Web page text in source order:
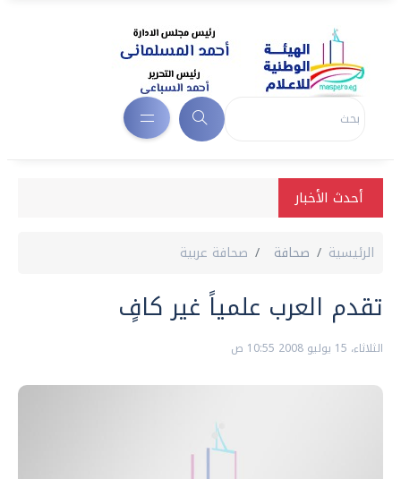
أحدث الأخبار
الرئيسية صحافة صحافة عربية
تقدم العرب علمياً غير كافٍ
الثلاثاء، 15 يوليو 2008 10:55 ص